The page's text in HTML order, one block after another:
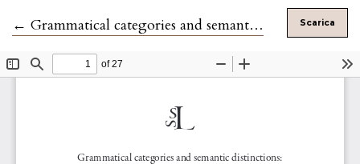
← Ritorna ai dettagli dell'articolo
Grammatical categories and semantic distinctions: from linguistics to neuroscience Scarica